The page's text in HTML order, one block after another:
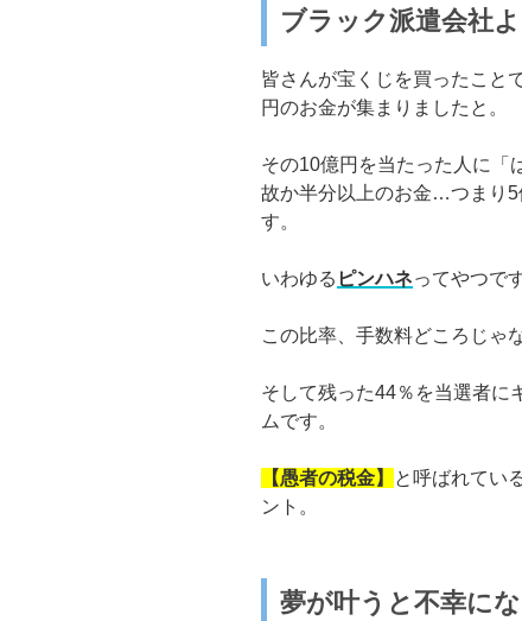
ブラック派遣会社
皆さんが宝くじを買ったこと
円のお金が集まりましたと。
その10億円を当たった人に「
故か半分以上のお金…つまり5
す。
いわゆる ピンハネってやつです
この比率、手数料どころじゃ
そして残った44％を当選者に
ムです。
【愚者の税金】
と呼ばれてい
ント。
夢が叶うと不幸に